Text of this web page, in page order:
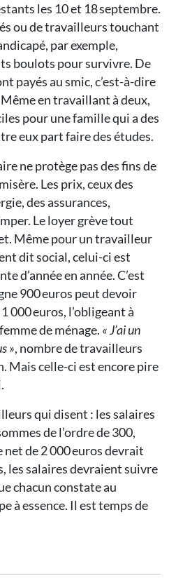
les 10 et 18 septembre.
ou de travailleurs touchant
par exemple,
boulots pour survivre. De
payés au smic, c’est-à-dire
en travaillant à deux,
pour une famille qui a des
eux part faire des études.
ne protège pas des fins de
Les prix, ceux des
des assurances,
Le loyer grève tout
Même pour un travailleur
dit social, celui-ci est
d’année en année. C’est
900 euros peut devoir
000 euros, l’obligeant à
de ménage. « J’ai un
», nombre de travailleurs
Mais celle-ci est encore pire
qui disent : les salaires
de l’ordre de 300,
net de 2 000 euros devrait
les salaires devraient suivre
chacun constate au
à essence. Il est temps de